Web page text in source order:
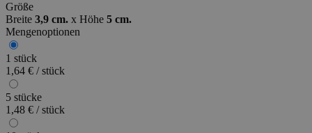
Größe
Breite 3,9 cm. x Höhe 5 cm.
Mengenoptionen
1 stück
1,64 € / stück
5 stücke
1,48 € / stück